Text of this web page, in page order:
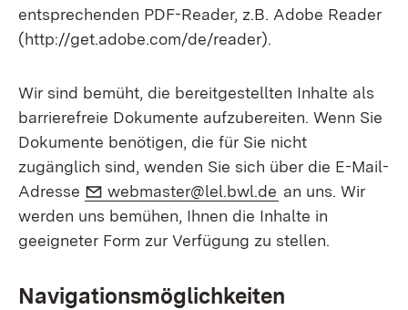
entsprechenden PDF-Reader, z.B. Adobe Reader
(http://get.adobe.com/de/reader).
Wir sind bemüht, die bereitgestellten Inhalte als
barrierefreie Dokumente aufzubereiten. Wenn Sie
Dokumente benötigen, die für Sie nicht
zugänglich sind, wenden Sie sich über die E-Mail-
Adresse
E-Mail:
webmaster@lel.bwl.de (Öffnet in
an uns. Wir
werden uns bemühen, Ihnen die Inhalte in
geeigneter Form zur Verfügung zu stellen.
Navigationsmöglichkeiten